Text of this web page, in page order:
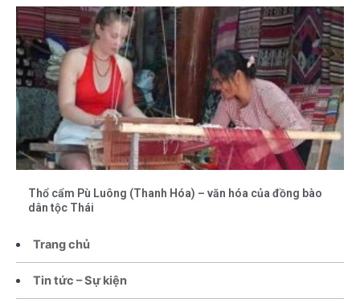
Trang chủ
Tin tức – Sự kiện
Thổ cẩm Pù Luông (Thanh Hóa) – văn hóa của đồng bào
dân tộc Thái